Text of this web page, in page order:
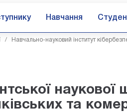
Навчання
/ Навчально-науковий інститут
наукової
та